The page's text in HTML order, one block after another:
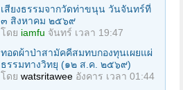
เสียงธรรมจากวัดท่าขนุน วันจันทร์ที่
๓ สิงหาคม ๒๕๖๙
โดย iamfu จันทร์ เวลา 19:47
ทอดผ้าป่าสามัคคีสมทบกองทุนเผยแผ่
ธรรมทางวิทยุ (๑๒ ส.ค. ๒๕๖๙)
โดย watsritawee อังคาร เวลา 01:44